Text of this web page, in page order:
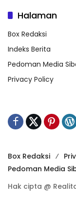
Halaman
Box Redaksi
Indeks Berita
Pedoman Media
Privacy Policy
Box Redaksi
Pedoman Media
Hak cipta @